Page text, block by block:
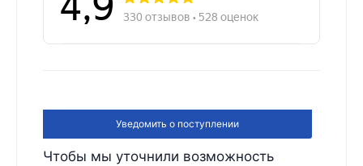
Уведомить о поступлении
Чтобы мы уточнили возможность